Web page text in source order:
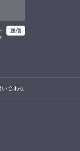
送信
い合わせ